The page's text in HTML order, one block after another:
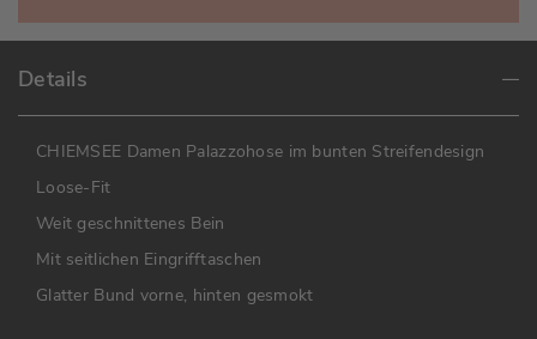
Details
CHIEMSEE Damen Palazzohose im bunten Streifendesign
Loose-Fit
Weit geschnittenes Bein
Mit seitlichen Eingrifftaschen
Glatter Bund vorne, hinten gesmokt